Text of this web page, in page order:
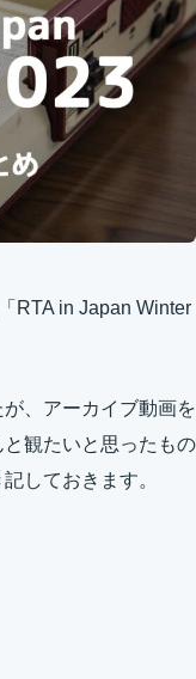
RTA in Japan Winter
、アーカイブ動画を
観たいと思ったもの
しておきます。